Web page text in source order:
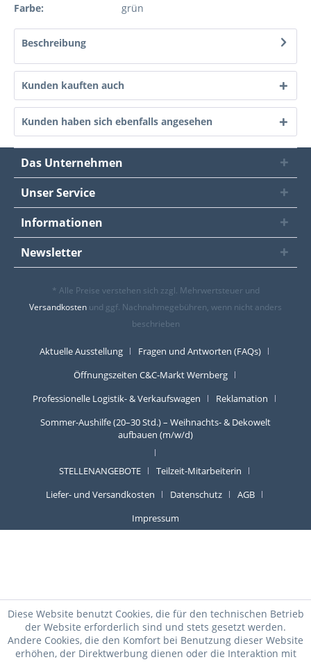
Farbe:
grün
Beschreibung
Kunden kauften auch
Kunden haben sich ebenfalls angesehen
Das Unternehmen
Unser Service
Informationen
Newsletter
* Alle Preise verstehen sich zzgl. Mehrwertsteuer und
Versandkosten und ggf. Nachnahmegebühren, wenn nicht anders
beschrieben
Aktuelle Ausstellung
Fragen und Antworten (FAQs)
Öffnungszeiten C&C-Markt Wernberg
Professionelle Logistik- & Verkaufswagen
Reklamation
Sommer-Aushilfe (20–30 Std.) – Weihnachts- & Dekowelt
aufbauen (m/w/d)
STELLENANGEBOTE
Teilzeit-Mitarbeiterin
Liefer- und Versandkosten
Datenschutz
AGB
Impressum
Diese Website benutzt Cookies, die für den technischen Betrieb
der Website erforderlich sind und stets gesetzt werden.
Andere Cookies, die den Komfort bei Benutzung dieser Website
erhöhen, der Direktwerbung dienen oder die Interaktion mit